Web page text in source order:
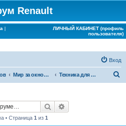
Renault
|
ЛИЧНЫЙ КАБИНЕТ (профиль
пользователя)
Вход
Мир за окном Renault Техника для жизни
Поиск
• Страница 1 из 1